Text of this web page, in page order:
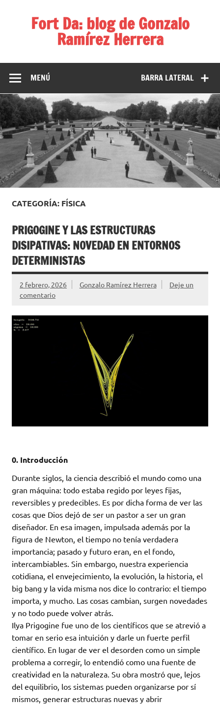
Fort Da: blog de Gonzalo
Ramírez Herrera
BARRA LATERAL
MENÚ
CATEGORÍA: FÍSICA
PRIGOGINE Y LAS ESTRUCTURAS
DISIPATIVAS: NOVEDAD EN ENTORNOS
DETERMINISTAS
2 febrero, 2026 Gonzalo Ramírez Herrera
Deje un
comentario
0. Introducción
Durante siglos, la ciencia describió el mundo como una
gran máquina: todo estaba regido por leyes fijas,
reversibles y predecibles. Es por dicha forma de ver las
cosas que Dios dejó de ser un pastor a ser un gran
diseñador. En esa imagen, impulsada además por la
figura de Newton, el tiempo no tenía verdadera
importancia; pasado y futuro eran, en el fondo,
intercambiables. Sin embargo, nuestra experiencia
cotidiana, el envejecimiento, la evolución, la historia, el
big bang y la vida misma nos dice lo contrario: el tiempo
importa, y mucho. Las cosas cambian, surgen novedades
y no todo puede volver atrás.
Ilya Prigogine fue uno de los científicos que se atrevió a
tomar en serio esa intuición y darle un fuerte perfil
científico. En lugar de ver el desorden como un simple
problema a corregir, lo entendió como una fuente de
creatividad en la naturaleza. Su obra mostró que, lejos
del equilibrio, los sistemas pueden organizarse por sí
mismos, generar estructuras nuevas y abrir